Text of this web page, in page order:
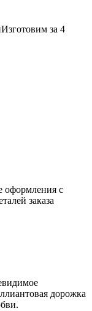
Изготовим за 4
оформления с
заказа
дорожка